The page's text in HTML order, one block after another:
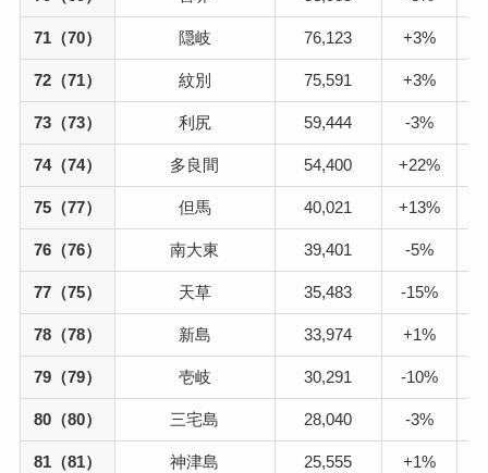
71（70） 隠岐 76,123 +3%
72（71） 紋別 75,591 +3%
73（73） 利尻 59,444 -3%
74（74） 多良間 54,400 +22%
75（77） 但馬 40,021 +13%
76（76） 南大東 39,401 -5%
77（75） 天草 35,483 -15%
78（78） 新島 33,974 +1%
79（79） 壱岐 30,291 -10%
80（80） 三宅島 28,040 -3%
81（81） 神津島 25,555 +1%